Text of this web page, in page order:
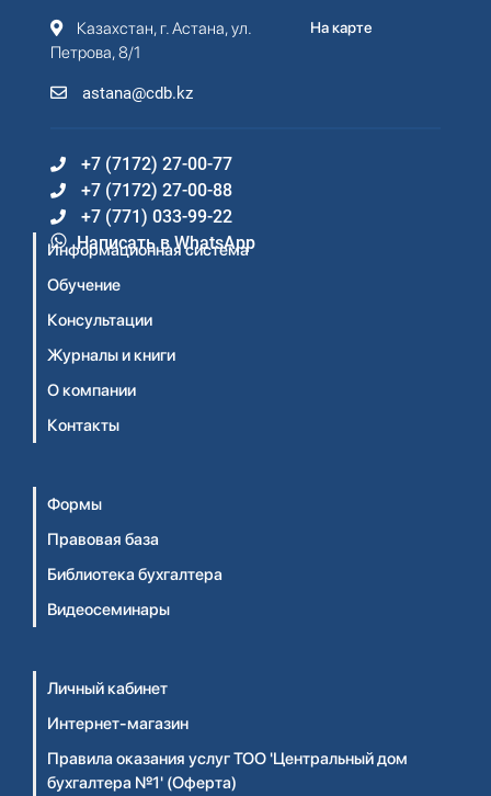
Казахстан, г. Астана, ул.
Петрова, 8/1
astana@cdb.kz
На карте
+7 (7172) 27-00-77
+7 (7172) 27-00-88
+7 (771) 033-99-22
Написать в WhatsApp
Информационная система
Обучение
Консультации
Журналы и книги
О компании
Контакты
Формы
Правовая база
Библиотека бухгалтера
Видеосеминары
Личный кабинет
Интернет-магазин
Правила оказания услуг ТОО 'Центральный дом
бухгалтера №1' (Оферта)